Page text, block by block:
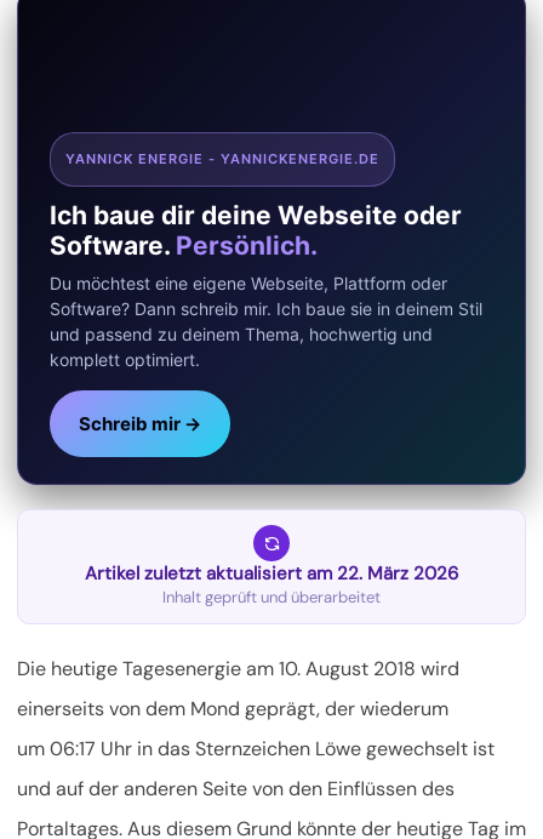
YANNICK ENERGIE - YANNICKENERGIE.DE
Ich baue dir deine Webseite oder
Software. Persönlich.
Du möchtest eine eigene Webseite, Plattform oder
Software? Dann schreib mir. Ich baue sie in deinem Stil
und passend zu deinem Thema, hochwertig und
komplett optimiert.
Schreib mir →
Artikel zuletzt aktualisiert am 22. März 2026
Inhalt geprüft und überarbeitet
Die heutige Tagesenergie am 10. August 2018 wird
einerseits von dem Mond geprägt, der wiederum
um 06:17 Uhr in das Sternzeichen Löwe gewechselt ist
und auf der anderen Seite von den Einflüssen des
Portaltages. Aus diesem Grund könnte der heutige Tag im